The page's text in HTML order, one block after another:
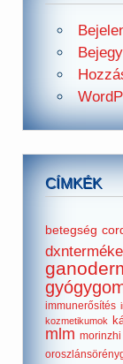
CÍMKÉK
betegség
immunerősítés
kozmetikumok
mlm morinzhi